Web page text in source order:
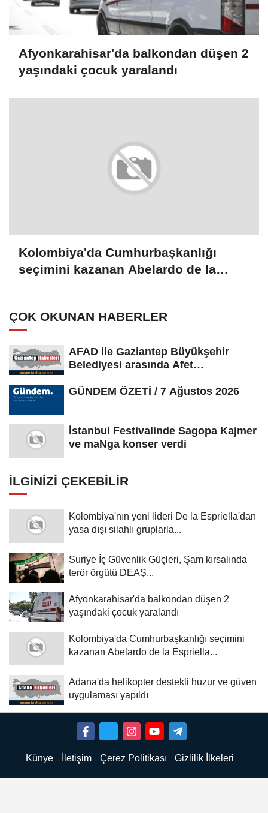
Afyonkarahisar'da balkondan düşen 2
yaşındaki çocuk yaralandı
Kolombiya'da Cumhurbaşkanlığı
seçimini kazanan Abelardo de la
ÇOK OKUNAN HABERLER
AFAD ile Gaziantep Büyükşehir
Belediyesi arasında Afet
GÜNDEM ÖZETİ / 7 Ağustos 2026
İstanbul Festivalinde Sagopa Kajmer
ve maNga konser verdi
İLGINIZI ÇEKEBILIR
Kolombiya'nın yeni lideri De la Espriella'dan
yasa dışı silahlı gruplarla...
Suriye İç Güvenlik Güçleri, Şam kırsalında
terör örgütü DEAŞ...
Afyonkarahisar'da balkondan düşen 2
yaşındaki çocuk yaralandı
Kolombiya'da Cumhurbaşkanlığı seçimini
kazanan Abelardo de la Espriella...
Adana'da helikopter destekli huzur ve güven
uygulaması yapıldı
Künye İletişim Çerez Politikası Gizlilik İlkeleri